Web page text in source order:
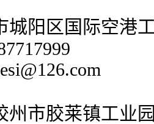
城阳区国际空港
州市胶莱镇工业园